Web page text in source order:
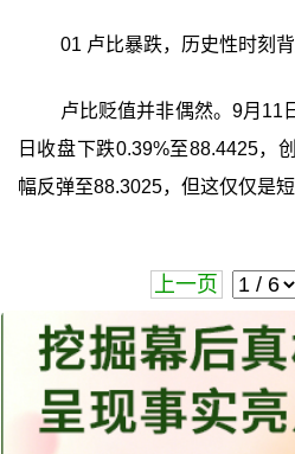
01 卢比暴跌，历史性时刻
卢比贬值并非偶然。9月11
日收盘下跌0.39%至88.4425，
幅反弹至88.3025，但这仅仅是
上一页